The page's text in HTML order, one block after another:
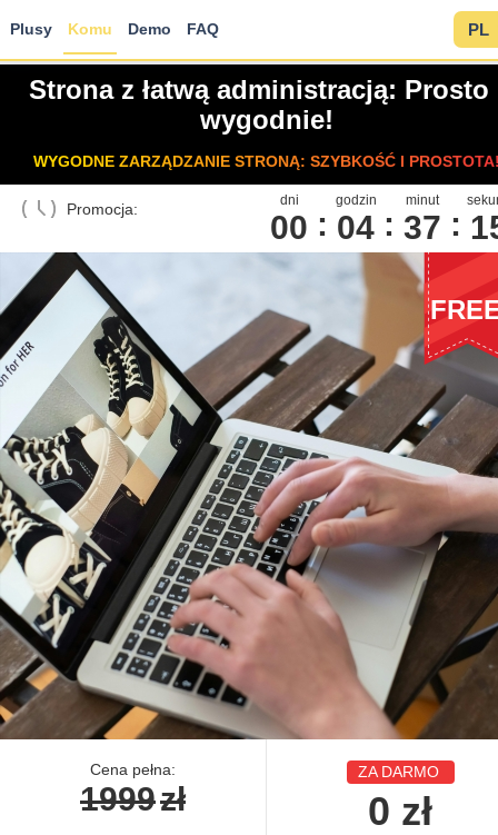
Plusy Komu Demo FAQ PL
Strona z łatwą administracją: Prosto
wygodnie!
WYGODNE ZARZĄDZANIE STRONĄ: SZYBKOŚĆ I
Promocja: dni
00
godzin
04
minut
37 1
Cena pełna:
1999zł
ZA DARMO
0 zł